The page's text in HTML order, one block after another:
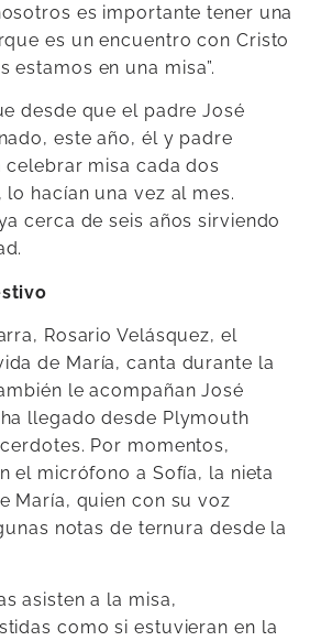
es importante tener una
es un encuentro con Cristo
estamos en una misa”.
desde que el padre José
este año, él y padre
celebrar misa cada dos
lo hacían una vez al mes.
cerca de seis años sirviendo
Rosario Velásquez, el
de María, canta durante la
le acompañan José
llegado desde Plymouth
Por momentos,
el micrófono a Sofía, la nieta
María, quien con su voz
notas de ternura desde la
asisten a la misa,
como si estuvieran en la